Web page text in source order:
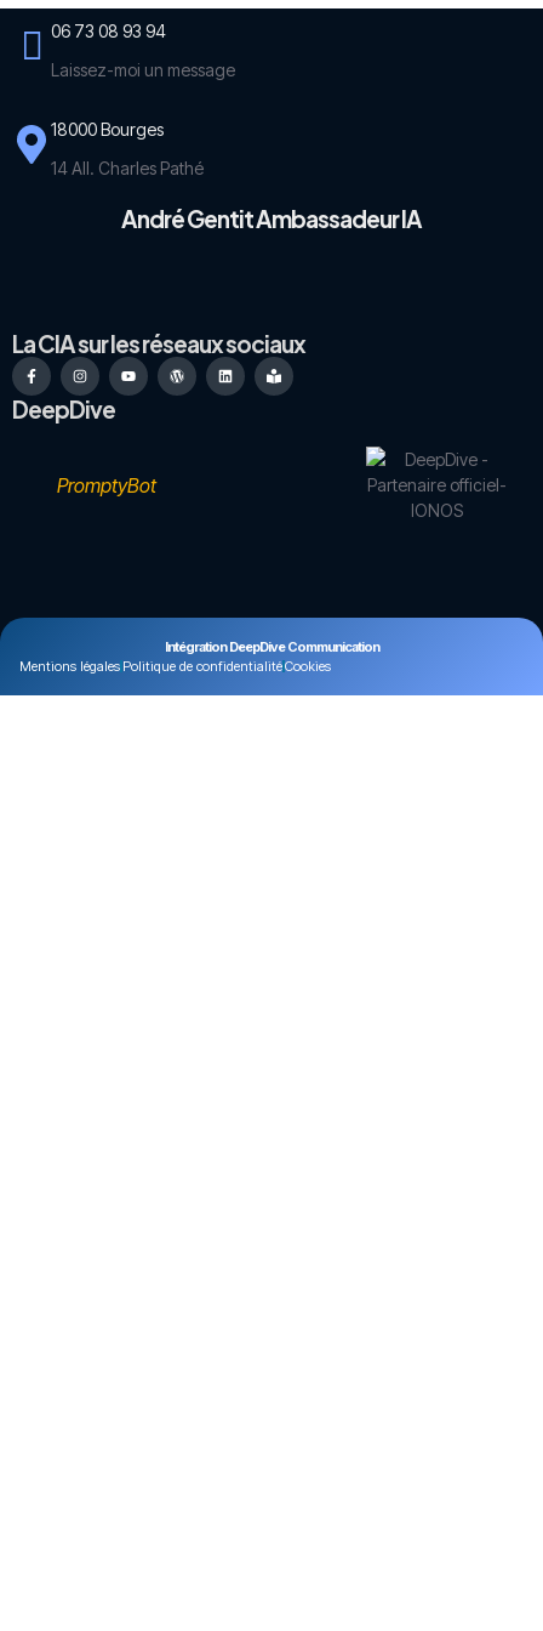
06 73 08 93 94
Laissez-moi un message
18000 Bourges
14 All. Charles Pathé
André Gentit Ambassadeur IA
La CIA sur les réseaux sociaux
DeepDive
PromptyBot
Intégration DeepDive Communication
Mentions légales Politique de confidentialitéCookies